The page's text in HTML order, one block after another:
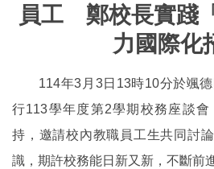
員工 鄭校長實踐
力國際化
114年3月3日13時10分於颯德
行113學年度第2學期校務座談
持，邀請校內教職員工生共同討
識，期許校務能日新又新，不斷前進